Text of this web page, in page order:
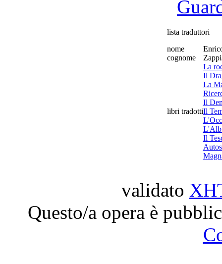
lista traduttori
nome
cognome
libri tradotti
La
Il
La
Il
Il
Il
validato
Questo/a opera è